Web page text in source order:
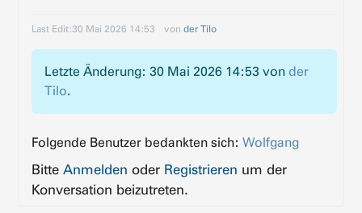
Last Edit:30 Mai 2026 14:53 vonder Tilo
Letzte Änderung: 30 Mai 2026 14:53 von der
Tilo.
Folgende Benutzer bedankten sich:Wolfgang
BitteAnmelden oder Registrieren um der
Konversation beizutreten.